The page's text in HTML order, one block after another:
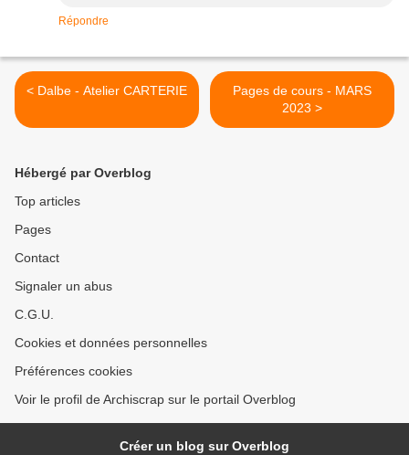
Répondre
< Dalbe - Atelier CARTERIE
Pages de cours - MARS
2023 >
Hébergé par Overblog
Top articles
Pages
Contact
Signaler un abus
C.G.U.
Cookies et données personnelles
Préférences cookies
Voir le profil de Archiscrap sur le portail Overblog
Créer un blog sur Overblog